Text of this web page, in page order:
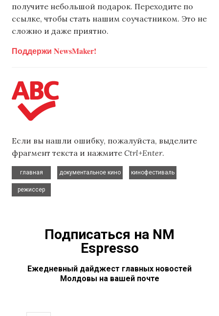
получите небольшой подарок. Переходите по
ссылке, чтобы стать нашим соучастником. Это не
сложно и даже приятно.
Поддержи NewsMaker!
Если вы нашли ошибку, пожалуйста, выделите
фрагмент текста и нажмите Ctrl+Enter.
главная
документальное кино
кинофестиваль
режиссер
Подписаться на NM
Espresso
Ежедневный дайджест главных новостей
Молдовы на вашей почте